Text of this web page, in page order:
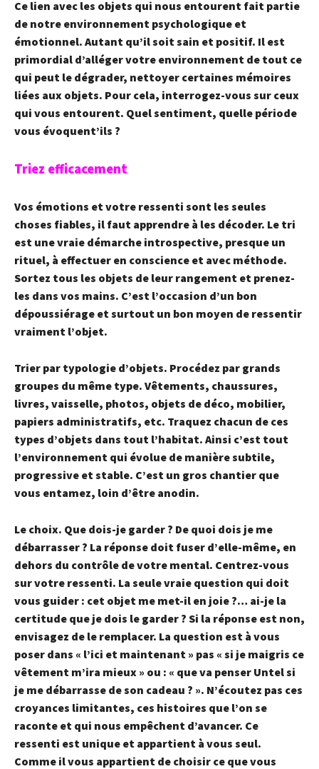
Ce lien avec les objets qui nous entourent fait partie
de notre environnement psychologique et
émotionnel. Autant qu’il soit sain et positif. Il est
primordial d’alléger votre environnement de tout ce
qui peut le dégrader, nettoyer certaines mémoires
liées aux objets. Pour cela, interrogez-vous sur ceux
qui vous entourent. Quel sentiment, quelle période
vous évoquent’ils ?
Triez efficacement
Vos émotions et votre ressenti sont les seules
choses fiables, il faut apprendre à les décoder. Le tri
est une vraie démarche introspective, presque un
rituel, à effectuer en conscience et avec méthode.
Sortez tous les objets de leur rangement et prenez-
les dans vos mains. C’est l’occasion d’un bon
dépoussiérage et surtout un bon moyen de ressentir
vraiment l’objet.
Trier par typologie d’objets. Procédez par grands
groupes du même type. Vêtements, chaussures,
livres, vaisselle, photos, objets de déco, mobilier,
papiers administratifs, etc. Traquez chacun de ces
types d’objets dans tout l’habitat. Ainsi c’est tout
l’environnement qui évolue de manière subtile,
progressive et stable. C’est un gros chantier que
vous entamez, loin d’être anodin.
Le choix. Que dois-je garder ? De quoi dois je me
débarrasser ? La réponse doit fuser d’elle-même, en
dehors du contrôle de votre mental. Centrez-vous
sur votre ressenti. La seule vraie question qui doit
vous guider : cet objet me met-il en joie ?… ai-je la
certitude que je dois le garder ? Si la réponse est non,
envisagez de le remplacer. La question est à vous
poser dans « l’ici et maintenant » pas « si je maigris ce
vêtement m’ira mieux » ou : « que va penser Untel si
je me débarrasse de son cadeau ? ». N’écoutez pas ces
croyances limitantes, ces histoires que l’on se
raconte et qui nous empêchent d’avancer. Ce
ressenti est unique et appartient à vous seul.
Comme il vous appartient de choisir ce que vous